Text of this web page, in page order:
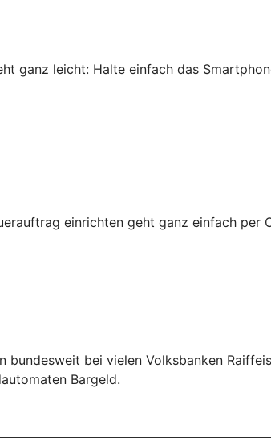
ganz leicht: Halte einfach das
einrichten geht ganz einfach
bei vielen Volksbanken
Bargeld.